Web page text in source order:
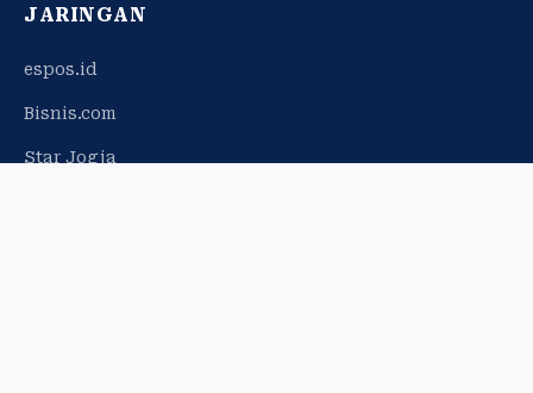
JARINGAN
espos.id
Bisnis.com
Star Jogja